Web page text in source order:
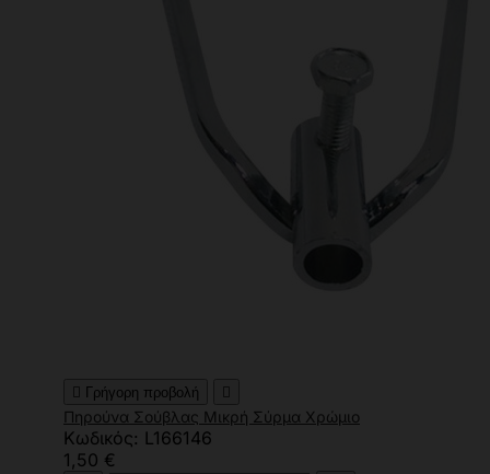
 Γρήγορη προβολή 
Πηρούνα Σούβλας Μικρή Σύρμα Χρώμιο
Κωδικός: L166146
1,50 €